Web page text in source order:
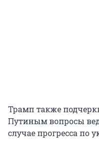
Трамп также
Путиным вопросы
случае прогресса по